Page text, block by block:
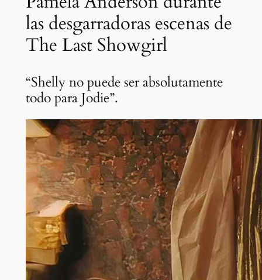
las desgarradoras escenas de
The Last Showgirl
“Shelly no puede ser absolutamente
todo para Jodie”.